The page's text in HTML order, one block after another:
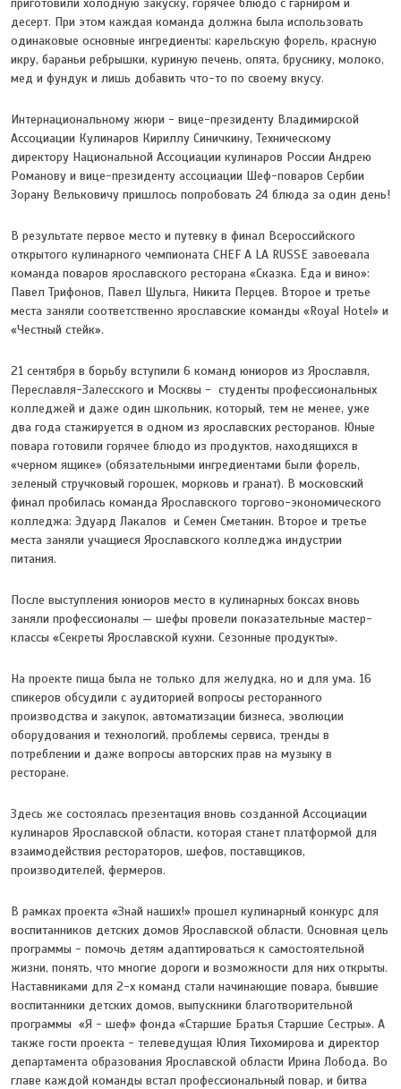
приготовили холодную закуску, горячее блюдо с гарниром и
десерт. При этом каждая команда должна была использовать
одинаковые основные ингредиенты: карельскую форель, красную
икру, бараньи ребрышки, куриную печень, опята, бруснику, молоко,
мед и фундук и лишь добавить что-то по своему вкусу.
Интернациональному жюри - вице-президенту Владимирской
Ассоциации Кулинаров Кириллу Синичкину, Техническому
директору Национальной Ассоциации кулинаров России Андрею
Романову и вице-президенту ассоциации Шеф-поваров Сербии
Зорану Вельковичу пришлось попробовать 24 блюда за один день!
В результате первое место и путевку в финал Всероссийского
открытого кулинарного чемпионата CHEF A LA RUSSE завоевала
команда поваров ярославского ресторана «Сказка. Еда и вино»:
Павел Трифонов, Павел Шульга, Никита Перцев. Второе и третье
места заняли соответственно ярославские команды «Royal Hotel» и
«Честный стейк».
21 сентября в борьбу вступили 6 команд юниоров из Ярославля,
Переславля-Залесского и Москвы - студенты профессиональных
колледжей и даже один школьник, который, тем не менее, уже
два года стажируется в одном из ярославских ресторанов. Юные
повара готовили горячее блюдо из продуктов, находящихся в
«черном ящике» (обязательными ингредиентами были форель,
зеленый стручковый горошек, морковь и гранат). В московский
финал пробилась команда Ярославского торгово-экономического
колледжа: Эдуард Лакалов и Семен Сметанин. Второе и третье
места заняли учащиеся Ярославского колледжа индустрии
питания.
После выступления юниоров место в кулинарных боксах вновь
заняли профессионалы — шефы провели показательные мастер-
классы «Секреты Ярославской кухни. Сезонные продукты».
На проекте пища была не только для желудка, но и для ума. 16
спикеров обсудили с аудиторией вопросы ресторанного
производства и закупок, автоматизации бизнеса, эволюции
оборудования и технологий, проблемы сервиса, тренды в
потреблении и даже вопросы авторских прав на музыку в
ресторане.
Здесь же состоялась презентация вновь созданной Ассоциации
кулинаров Ярославской области, которая станет платформой для
взаимодействия рестораторов, шефов, поставщиков,
производителей, фермеров.
В рамках проекта «Знай наших!» прошел кулинарный конкурс для
воспитанников детских домов Ярославской области. Основная цель
программы - помочь детям адаптироваться к самостоятельной
жизни, понять, что многие дороги и возможности для них открыты.
Наставниками для 2-х команд стали начинающие повара, бывшие
воспитанники детских домов, выпускники благотворительной
программы «Я - шеф» фонда «Старшие Братья Старшие Сестры». А
также гости проекта - телеведущая Юлия Тихомирова и директор
департамента образования Ярославской области Ирина Лобода. Во
главе каждой команды встал профессиональный повар, и битва